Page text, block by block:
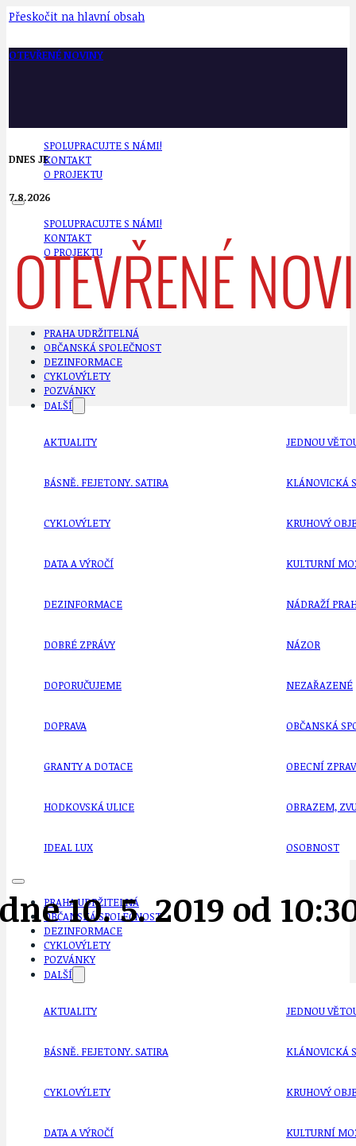
Přeskočit na hlavní obsah
OTEVŘENÉ NOVINY
SPOLUPRACUJTE S NÁMI!
KONTAKT
O PROJEKTU
SPOLUPRACUJTE S NÁMI!
KONTAKT
O PROJEKTU
DNES JE
7.8.2026
PRAHA UDRŽITELNÁ
OBČANSKÁ SPOLEČNOST
DEZINFORMACE
CYKLOVÝLETY
POZVÁNKY
DALŠÍ
AKTUALITY
BÁSNĚ. FEJETONY. SATIRA
CYKLOVÝLETY
DATA A VÝROČÍ
DEZINFORMACE
DOBRÉ ZPRÁVY
DOPORUČUJEME
DOPRAVA
GRANTY A DOTACE
HODKOVSKÁ ULICE
IDEAL LUX
JEDNOU
KLÁNOVICKÁ
KRUHOVÝ
KULTURNÍ
NÁDRAŽÍ
NÁZOR
NEZAŘAZENÉ
OBČANSKÁ
OBECNÍ
OBRAZEM,
OSOBNOST
PRAHA UDRŽITELNÁ
OBČANSKÁ SPOLEČNOST
DEZINFORMACE
CYKLOVÝLETY
POZVÁNKY
DALŠÍ
AKTUALITY
BÁSNĚ. FEJETONY. SATIRA
CYKLOVÝLETY
DATA A VÝROČÍ
JEDNOU
KLÁNOVICKÁ
KRUHOVÝ
KULTURNÍ
10. 5. 2019 od